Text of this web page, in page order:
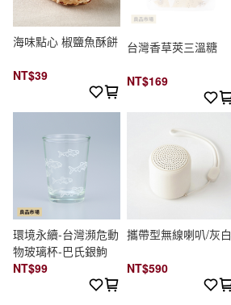
海味點心 椒鹽魚酥餅
NT$39
台灣香草莢三溫糖
NT$169
環境永續-台灣瀕危動
物玻璃杯-巴氏銀鮈
NT$99
攜帶型無線喇叭/灰白
NT$590